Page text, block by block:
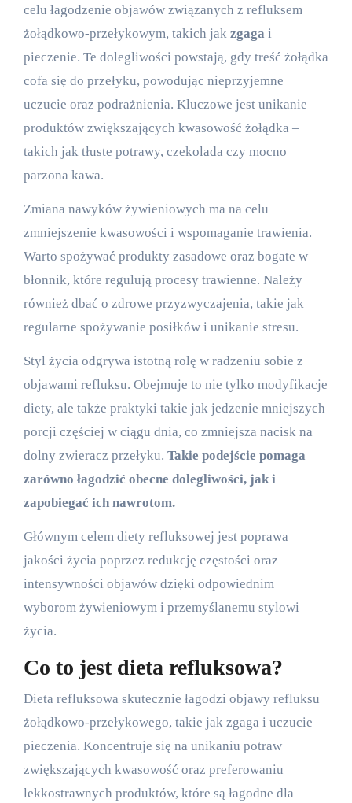
celu łagodzenie objawów związanych z refluksem
żołądkowo-przełykowym, takich jak zgaga i
pieczenie. Te dolegliwości powstają, gdy treść żołądka
cofa się do przełyku, powodując nieprzyjemne
uczucie oraz podrażnienia. Kluczowe jest unikanie
produktów zwiększających kwasowość żołądka –
takich jak tłuste potrawy, czekolada czy mocno
parzona kawa.
Zmiana nawyków żywieniowych ma na celu
zmniejszenie kwasowości i wspomaganie trawienia.
Warto spożywać produkty zasadowe oraz bogate w
błonnik, które regulują procesy trawienne. Należy
również dbać o zdrowe przyzwyczajenia, takie jak
regularne spożywanie posiłków i unikanie stresu.
Styl życia odgrywa istotną rolę w radzeniu sobie z
objawami refluksu. Obejmuje to nie tylko modyfikacje
diety, ale także praktyki takie jak jedzenie mniejszych
porcji częściej w ciągu dnia, co zmniejsza nacisk na
dolny zwieracz przełyku. Takie podejście pomaga
zarówno łagodzić obecne dolegliwości, jak i
zapobiegać ich nawrotom.
Głównym celem diety refluksowej jest poprawa
jakości życia poprzez redukcję częstości oraz
intensywności objawów dzięki odpowiednim
wyborom żywieniowym i przemyślanemu stylowi
życia.
Co to jest dieta refluksowa?
Dieta refluksowa skutecznie łagodzi objawy refluksu
żołądkowo-przełykowego, takie jak zgaga i uczucie
pieczenia. Koncentruje się na unikaniu potraw
zwiększających kwasowość oraz preferowaniu
lekkostrawnych produktów, które są łagodne dla